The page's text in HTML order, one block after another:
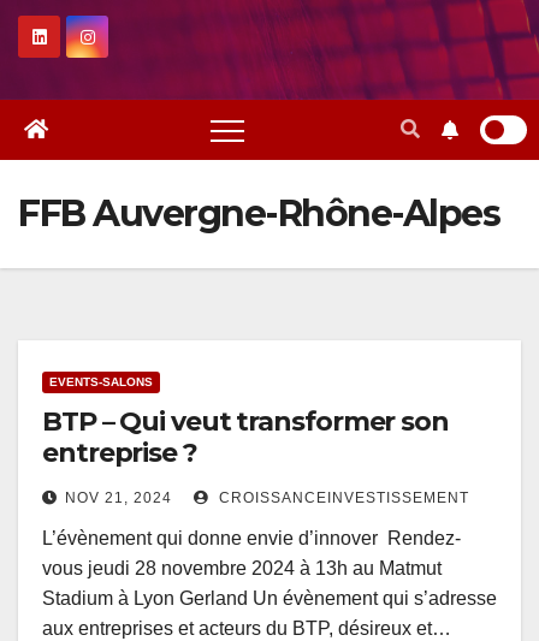
FFB Auvergne-Rhône-Alpes
EVENTS-SALONS
BTP – Qui veut transformer son
entreprise ?
NOV 21, 2024 CROISSANCEINVESTISSEMENT
L’évènement qui donne envie d’innover Rendez-
vous jeudi 28 novembre 2024 à 13h au Matmut
Stadium à Lyon Gerland Un évènement qui s’adresse
aux entreprises et acteurs du BTP, désireux et…